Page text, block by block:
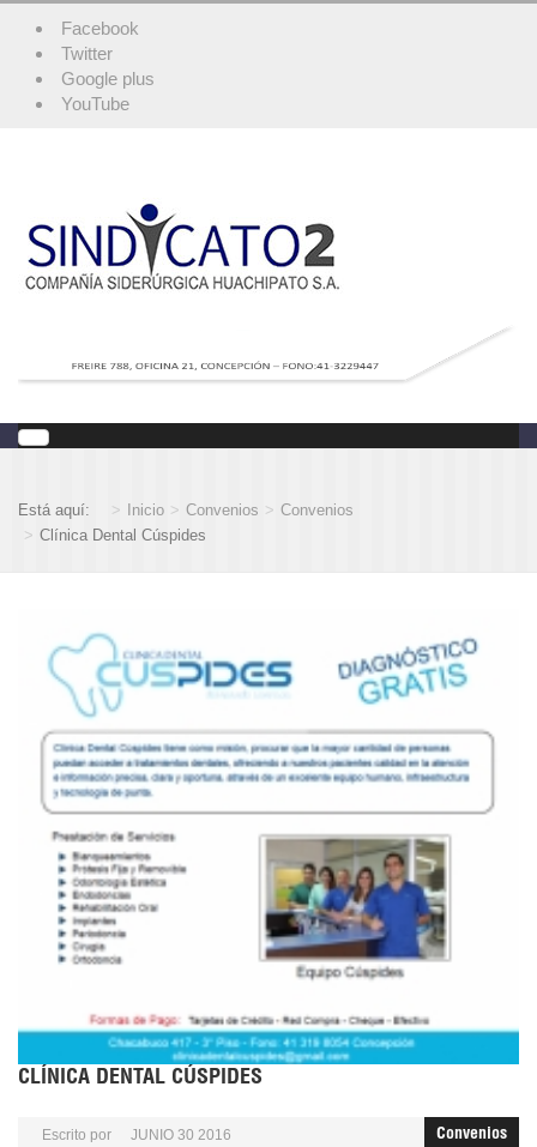
Facebook
Twitter
Google plus
YouTube
Está aquí: Inicio Convenios
Convenios
Clínica Dental Cúspides
CLÍNICA DENTAL CÚSPIDES
Convenios
Escrito por
JUNIO 30 2016